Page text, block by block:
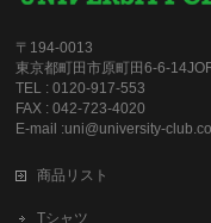
〒194-0013
東京都町田市原町田6-6-
TEL : 0120-917-553
FAX : 042-723-4020
E-mail :uni@university-
商品リスト
Tシャツ